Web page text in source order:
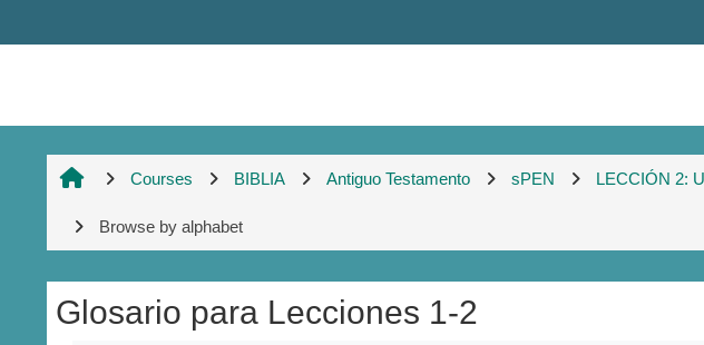
Courses BIBLIA Antiguo Testamento sPEN LECCIÓN 2:
Browse by alphabet
Glosario para Lecciones 1-2